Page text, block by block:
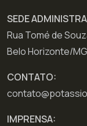
SEDE
Rua Tomé de
Belo Horizonte/MG
CONTATO:
IMPRENSA: